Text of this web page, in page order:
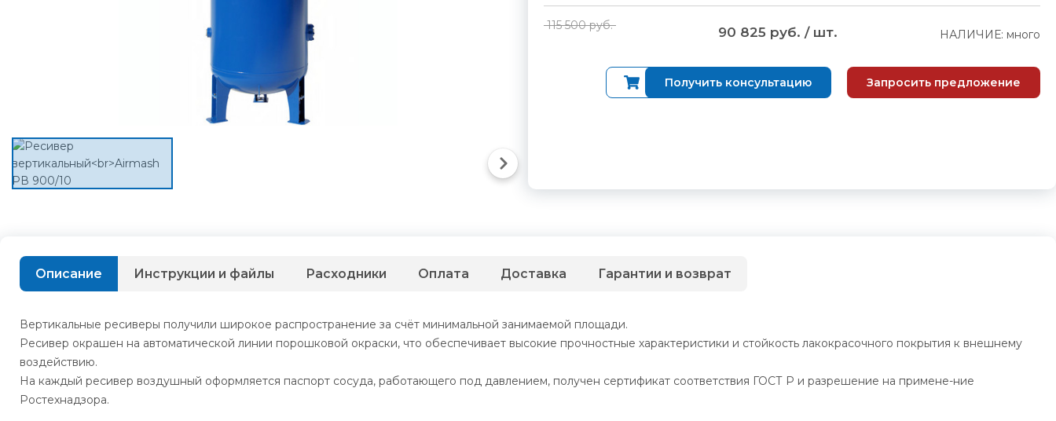
115 500 руб. 90 825 руб. / шт. НАЛИЧИЕ: много
Купить
Получить консультацию Запросить предложение
Описание
Вертикальные ресиверы получили широкое распространение за счёт минимальной занимаемой площади.
Ресивер окрашен на автоматической линии порошковой окраски, что обеспечивает высокие прочностные характеристики и стойкость лакокрасочного покрытия к внешнему
воздействию.
На каждый ресивер воздушный оформляется паспорт сосуда, работающего под давлением, получен сертификат соответствия ГОСТ Р и разрешение на примене-ние
Ростехнадзора.
Инструкции и файлы Расходники Оплата Доставка Гарантии и возврат